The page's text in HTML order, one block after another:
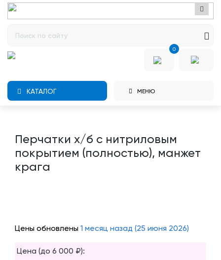
0
КАТАЛОГ МЕНЮ
Перчатки х/б с нитриловым
покрытием (полностью), манжет
крага
Цены обновлены 1 месяц назад (25 июня 2026)
Цена (до 6 000 ₽):